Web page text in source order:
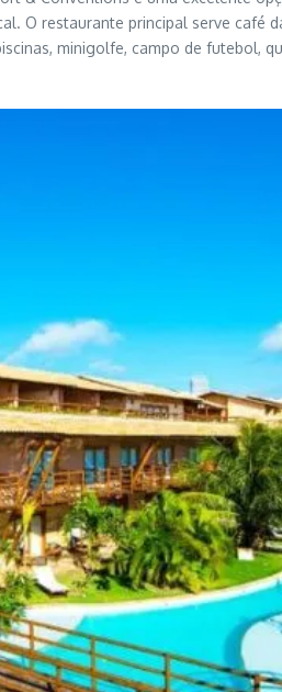
O restaurante principal serve café
minigolfe, campo de futebol,